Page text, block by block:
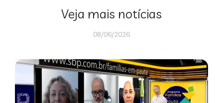
Veja mais notícias
08/06/2026